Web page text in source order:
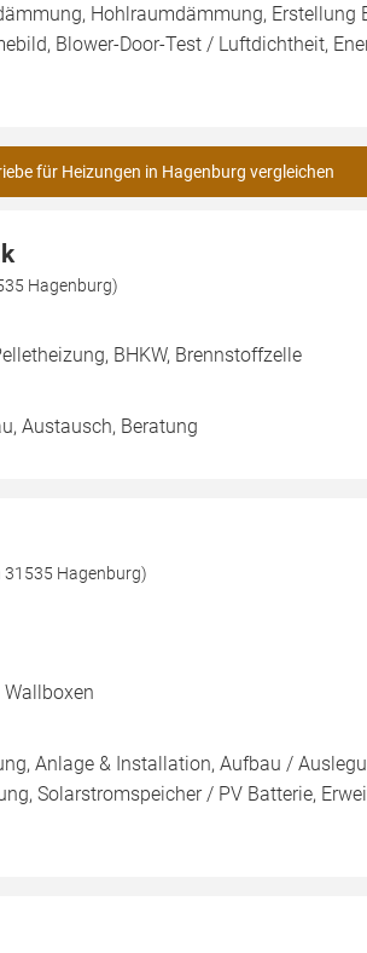
Hohlraumdämmung, Erstellung
Blower-Door-Test / Luftdichtheit,
für Heizungen in Hagenburg vergleichen
Hagenburg)
BHKW, Brennstoffzelle
Austausch, Beratung
31535 Hagenburg)
Wallboxen
Anlage & Installation, Aufbau /
Solarstromspeicher / PV Batterie,